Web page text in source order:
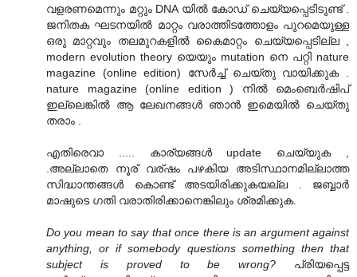
വളരണമെന്നും മറ്റും DNA യില്‍ കോഡ് ചെയ്യപ്പെടിടുണ്ട് .
ജനിതക ഘടനയില്‍ മാറ്റം വരാത്തിടത്തോളം പുറമെയുള്ള
ഒരു മാറ്റവും തലമുറകളില്‍ കൈമാറ്റം ചെയ്യപ്പെടില്ല ,
modern evolution theory യെയും mutation നെ പറ്റി nature
magazine (online edition) സേര്‍ച്ച്‌ ചെയ്തു വായിക്കുക .
nature magazine (online edition ) നില്‍ മെംബെര്‍ഷിപ്‌
ഇല്ലെങ്കില്‍ ആ ലേഖനങ്ങള്‍ ഞാന്‍ ഇമെയില്‍ ചെയ്തു
തരാം .
എതിരെവാ ..... കാര്യങ്ങള്‍ update ചെയ്യുക ,
.അല്ലാതെ നൂര് വര്ഷം പഴകിയ അടിസ്ഥാനമില്ലാത്ത
സിദ്ധാന്തങ്ങള്‍ കൊണ്ട് അടയിരിക്കുകയല്ല . ജബ്ബാര്‍
മാഷുടെ ഗതി വരാതിരിക്കാനെങ്കിലും ശ്രമിക്കുക.
Do you mean to say that once there is an argument against
anything, or if somebody questions something then that
subject is proved to be wrong? പ്രിയപ്പെട്ട